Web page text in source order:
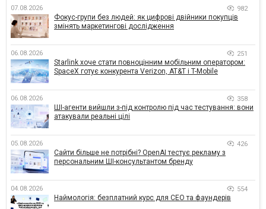
07.08.2026 982
Фокус-групи без людей: як цифрові двійники покупців
змінять маркетингові дослідження
06.08.2026 251
Starlink хоче стати повноцінним мобільним оператором:
SpaceX готує конкурента Verizon, AT&T і T-Mobile
06.08.2026 358
ШІ-агенти вийшли з-під контролю під час тестування: вони
атакували реальні цілі
05.08.2026 426
Сайти більше не потрібні? OpenAI тестує рекламу з
персональним ШІ-консультантом бренду
04.08.2026 554
Наймологія: безплатний курс для CEO та фаундерів